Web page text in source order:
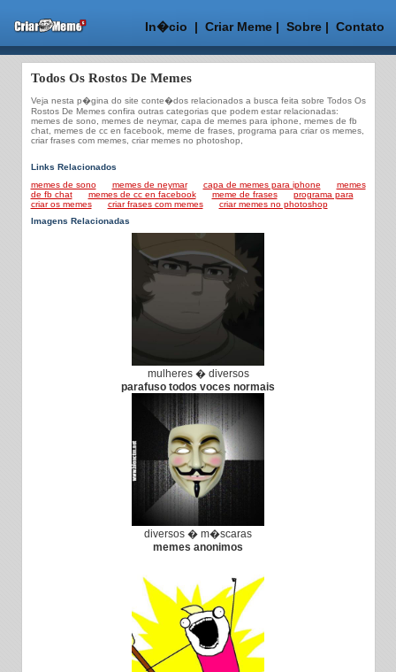
In�cio | Criar Meme| Sobre| Contato
Todos Os Rostos De Memes
Veja nesta p�gina do site conte�dos relacionados a busca feita sobre Todos Os
Rostos De Memes confira outras categorias que podem estar relacionadas:
memes de sono, memes de neymar, capa de memes para iphone, memes de fb
chat, memes de cc en facebook, meme de frases, programa para criar os memes,
criar frases com memes, criar memes no photoshop,
Links Relacionados
memes de sono
memes de neymar capa de memes para iphone
memes
de fb chat
memes de cc en facebook meme de frases
programa para
criar os memes
criar frases com memes
criar memes no photoshop
Imagens Relacionadas
mulheres � diversos
parafuso todos voces normais
diversos � m�scaras
memes anonimos